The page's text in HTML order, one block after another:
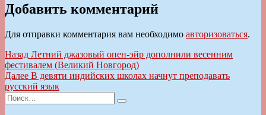
Добавить комментарий
Для отправки комментария вам необходимо авторизоваться.
Навигация
по
записям
Назад Предыдущая
запись:
Летний джазовый опен-эйр дополнили весенним
фестивалем (Великий Новгород)
Далее Следующая
запись:
В девяти индийских школах начнут преподавать
русский язык
Искать:
Поиск